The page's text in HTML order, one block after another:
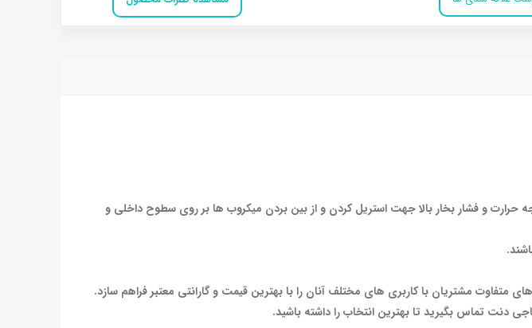
حرارت و فشار بخار بالا جهت استریل کردن و از بین بردن میکروب ها بر روی سطوح داخلی و
متفاوت مشتریان با کاربری های مختلف آنان را با بهترین قیمت و گارانتی معتبر فراهم سازد.
دنت تماس بگیرید تا بهترین انتخاب را داشته باشید.